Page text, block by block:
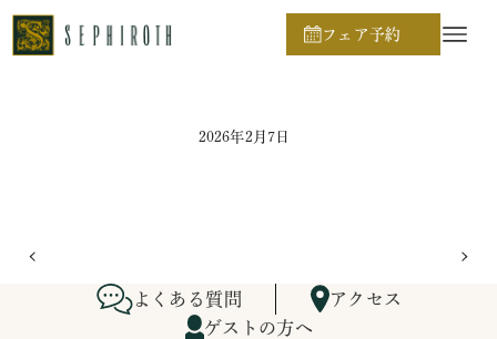
フェア予約
ホーム
2026年2月7日
よくある質問
アクセス
ゲストの方へ